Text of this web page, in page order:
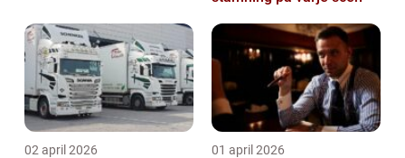
02 april 2026 01 april 2026